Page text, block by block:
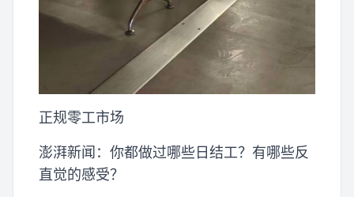
正规零工市场
澎湃新闻：你都做过哪些日结工？有哪些反
直觉的感受？